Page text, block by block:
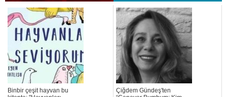
Binbir çeşit hayvan bu
Çiğdem Gündeş'ten